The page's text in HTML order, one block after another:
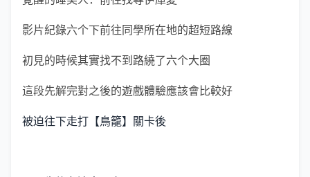
影片紀錄六个下前往同學所在地的超短路線
初見的時候其實找不到路繞了六个大圈
這段先解完對之後的遊戲體驗應該會比較好
被迫往下走打【鳥籠】關卡後